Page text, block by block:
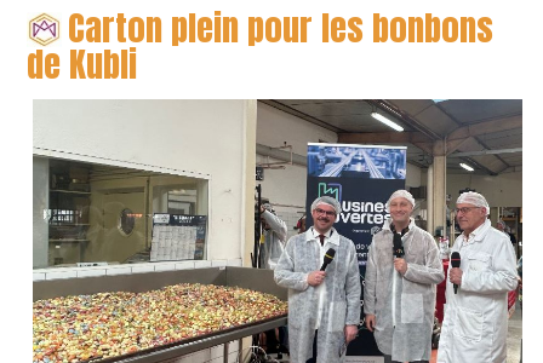
Carton plein pour les bonbons
de Kubli